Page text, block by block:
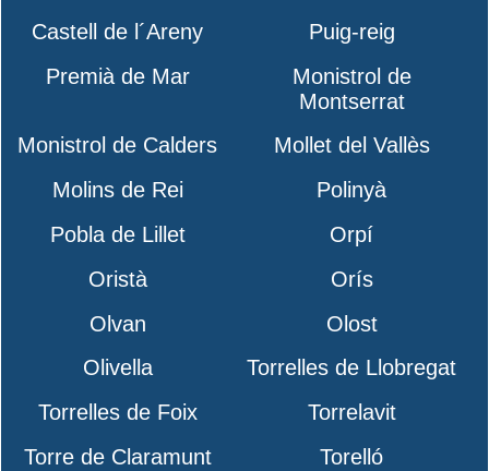
Castell de l´Areny
Puig-reig
Premià de Mar
Monistrol de
Montserrat
Monistrol de Calders
Mollet del Vallès
Molins de Rei
Polinyà
Pobla de Lillet
Orpí
Oristà
Orís
Olvan
Olost
Olivella
Torrelles de Llobregat
Torrelles de Foix
Torrelavit
Torre de Claramunt
Torelló